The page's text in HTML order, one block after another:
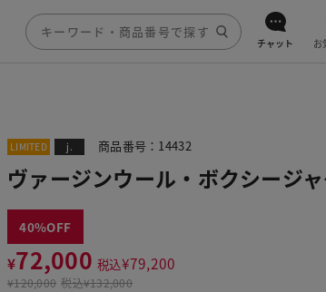
チャット お
LIMITED j. 商品番号：14432
ヴァージンウール・ボクシージ
40
¥72,000 税込¥79,200
¥120,000 税込¥132,000